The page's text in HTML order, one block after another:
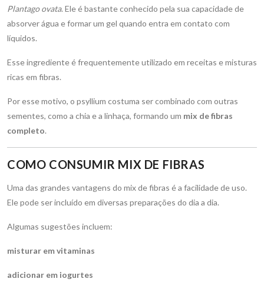
Plantago ovata. Ele é bastante conhecido pela sua capacidade de
absorver água e formar um gel quando entra em contato com
líquidos.
Esse ingrediente é frequentemente utilizado em receitas e misturas
ricas em fibras.
Por esse motivo, o psyllium costuma ser combinado com outras
sementes, como a chia e a linhaça, formando um mix de fibras
completo.
COMO CONSUMIR MIX DE FIBRAS
Uma das grandes vantagens do mix de fibras é a facilidade de uso.
Ele pode ser incluído em diversas preparações do dia a dia.
Algumas sugestões incluem:
misturar em vitaminas
adicionar em iogurtes